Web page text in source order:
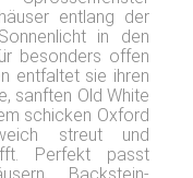
entlang der
in den
besonders offen
entfaltet sie ihren
sanften Old White
schicken Oxford
streut und
Perfekt passt